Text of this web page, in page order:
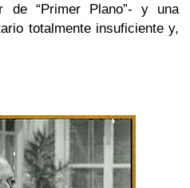
de “Primer Plano”- y una
totalmente insuficiente y,